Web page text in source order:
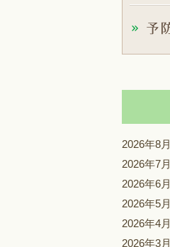
2026年8月
2026年7月
2026年6月
2026年5月
2026年4月
2026年3月